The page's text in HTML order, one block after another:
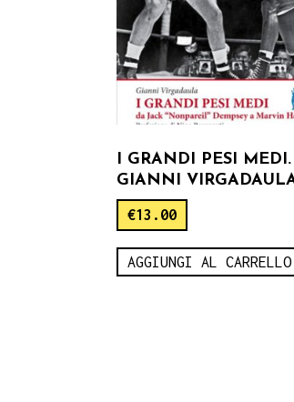
I GRANDI PESI MEDI.
GIANNI
€13.00
AGGIUNGI AL CARRELLO